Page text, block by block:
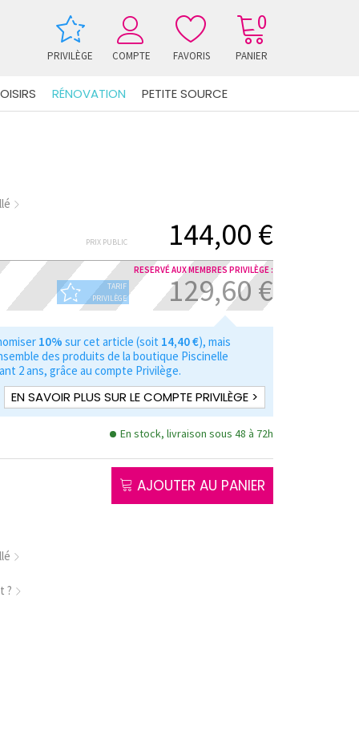
PRIVILÈGE COMPTE FAVORIS
0
PANIER
RÉNOVATION PETITE SOURCE
PRIX PUBLIC 144,00 €
RESERVÉ AUX MEMBRES PRIVILÈGE :
TARIF
PRIVILÈGE
129,60 €
10% sur cet article (soit 14,40 €), mais
des produits de la boutique Piscinelle
2 ans, grâce au compte Privilège.
EN SAVOIR PLUS SUR LE COMPTE PRIVILÈGE >
En stock, livraison sous 48 à 72h
AJOUTER AU PANIER
?